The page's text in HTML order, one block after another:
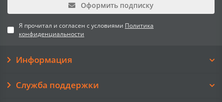
Оформить подписку
Я прочитал и согласен с условиями Политика
конфиденциальности
Информация
Служба поддержки